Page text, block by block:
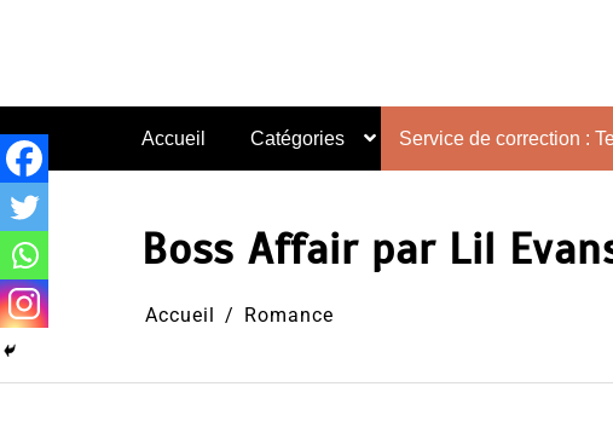
Accueil Catégories Service de correction :
Boss Affair par Lil
Accueil Romance